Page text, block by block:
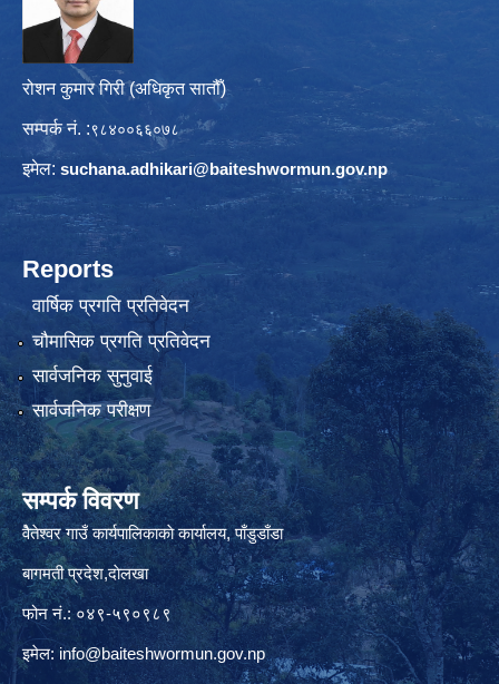
रोशन कुमार गिरी (अधिकृत सातौँ)
सम्पर्क नं. :९८४००६६०७८
इमेल: suchana.adhikari@baiteshwormun.gov.np
Reports
वार्षिक प्रगति प्रतिवेदन
चौमासिक प्रगति प्रतिवेदन
सार्वजनिक सुनुवाई
सार्वजनिक परीक्षण
सम्पर्क विवरण
वैेतेश्वर गाउँ कार्यपालिकाकाे कार्यालय, पाँडुडाँडा
बागमती‌ प्रदेश,दाेलखा
फोन नं.: ०४९-५९०९८९
इमेल: info@baiteshwormun.gov.np